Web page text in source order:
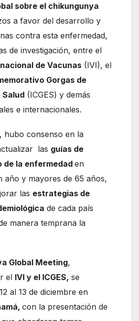
sobre el chikungunya
a favor del desarrollo y
contra esta enfermedad,
de investigación, entre el
de Vacunas (IVI), el
Gorgas de
Salud (ICGES) y demás
e internacionales.
hubo consenso en la
las guías de
de la enfermedad en
año y mayores de 65 años,
las estrategias de
de cada país
manera temprana la
Global Meeting,
el IVI y el ICGES, se
al 13 de diciembre en
con la presentación de